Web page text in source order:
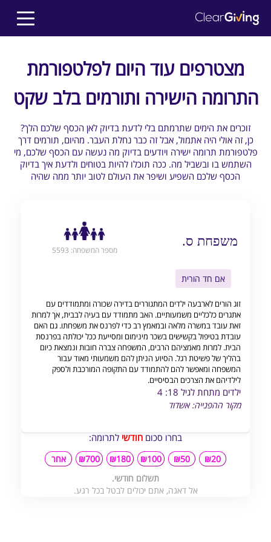
מצטרפים עוד היום לפלטפורמת
התרומה הישירה ותורמים בלב שקט
?זוכרים את הימים שתרמתם בלי לדעת בדיוק לאן הכסף שלכם הלך
כן, זה אולי היה אתמול, אבל זה כבר נחלת העבר. מהיום, תורמים דרך
פלטפורמת תרומה ישירה ויודעים בדיוק מה נעשה עם הכסף שלכם, מי
השתמש בו ובשביל מה. ככה תוכלו להיות בטוחים ולדעת איך בדיוק
הכסף שלכם השפיע ושיפר את העולם לטוב יותר ממה שהיה
מספר המשפחה: 5593
משפחת ס.
אם חד הורית
זוג הורים לארבעה ילדים המתגוררים בדירה שכורה ומתמודדים עם
אתגרים כלכליים משמעותיים. האב מתמודד עם בעיה לבבית, אך למרות
זאת עובד במשרה מלאה ובמאמץ רב כדי לפרנס את משפחתו. גם האם
עובדת בטיפול בקשישים בשכר מינימום ומסייעת ככל יכולתה בפרנסת
הבית. למרות מאמציהם הרבים, המשפחה צברה חובות ונמצאת כיום
בהליך של פשיטת רגל. הסיוע הניתן להם משמעותי מאוד עבור
המשפחה ומאפשר להם להתמודד עם התקופה המורכבת ולספק
לילדיהם את הצרכים הבסיסיים.
ילדים מתחת לגיל 18: 4
מקור ההפנייה: אשדוד
בחרו סכום חודשי לתרומה:
₪20
₪50
₪100
₪180
₪700
אחר
תשלום חודשי.
אל דאגה, אתם יכולים לבטל בכל רגע.